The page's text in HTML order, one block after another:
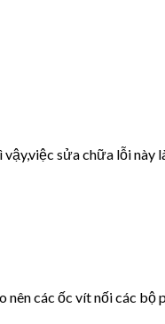
sửa chữa lỗi này
các ốc vít nối các bộ